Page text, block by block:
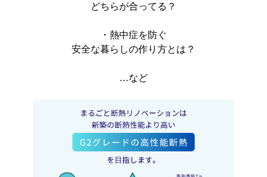
どちらが合ってる？
・熱中症を防ぐ
安全な暮らしの作り方とは？
…など